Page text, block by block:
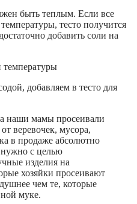
быть теплым. Если все
тесто получится
добавить соли на
добавляем в тесто для
наши мамы просеивали
веревочек, мусора,
в продаже абсолютно
нужно с целью
изделия на
хозяйки просеивают
чем те, которые
муке.